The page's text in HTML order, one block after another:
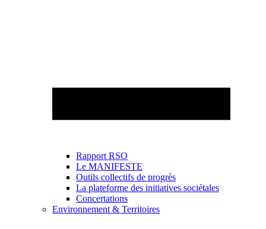
Rapport RSO
Le MANIFESTE
Outils collectifs de progrès
La plateforme des initiatives sociétales
Concertations
Environnement & Territoires